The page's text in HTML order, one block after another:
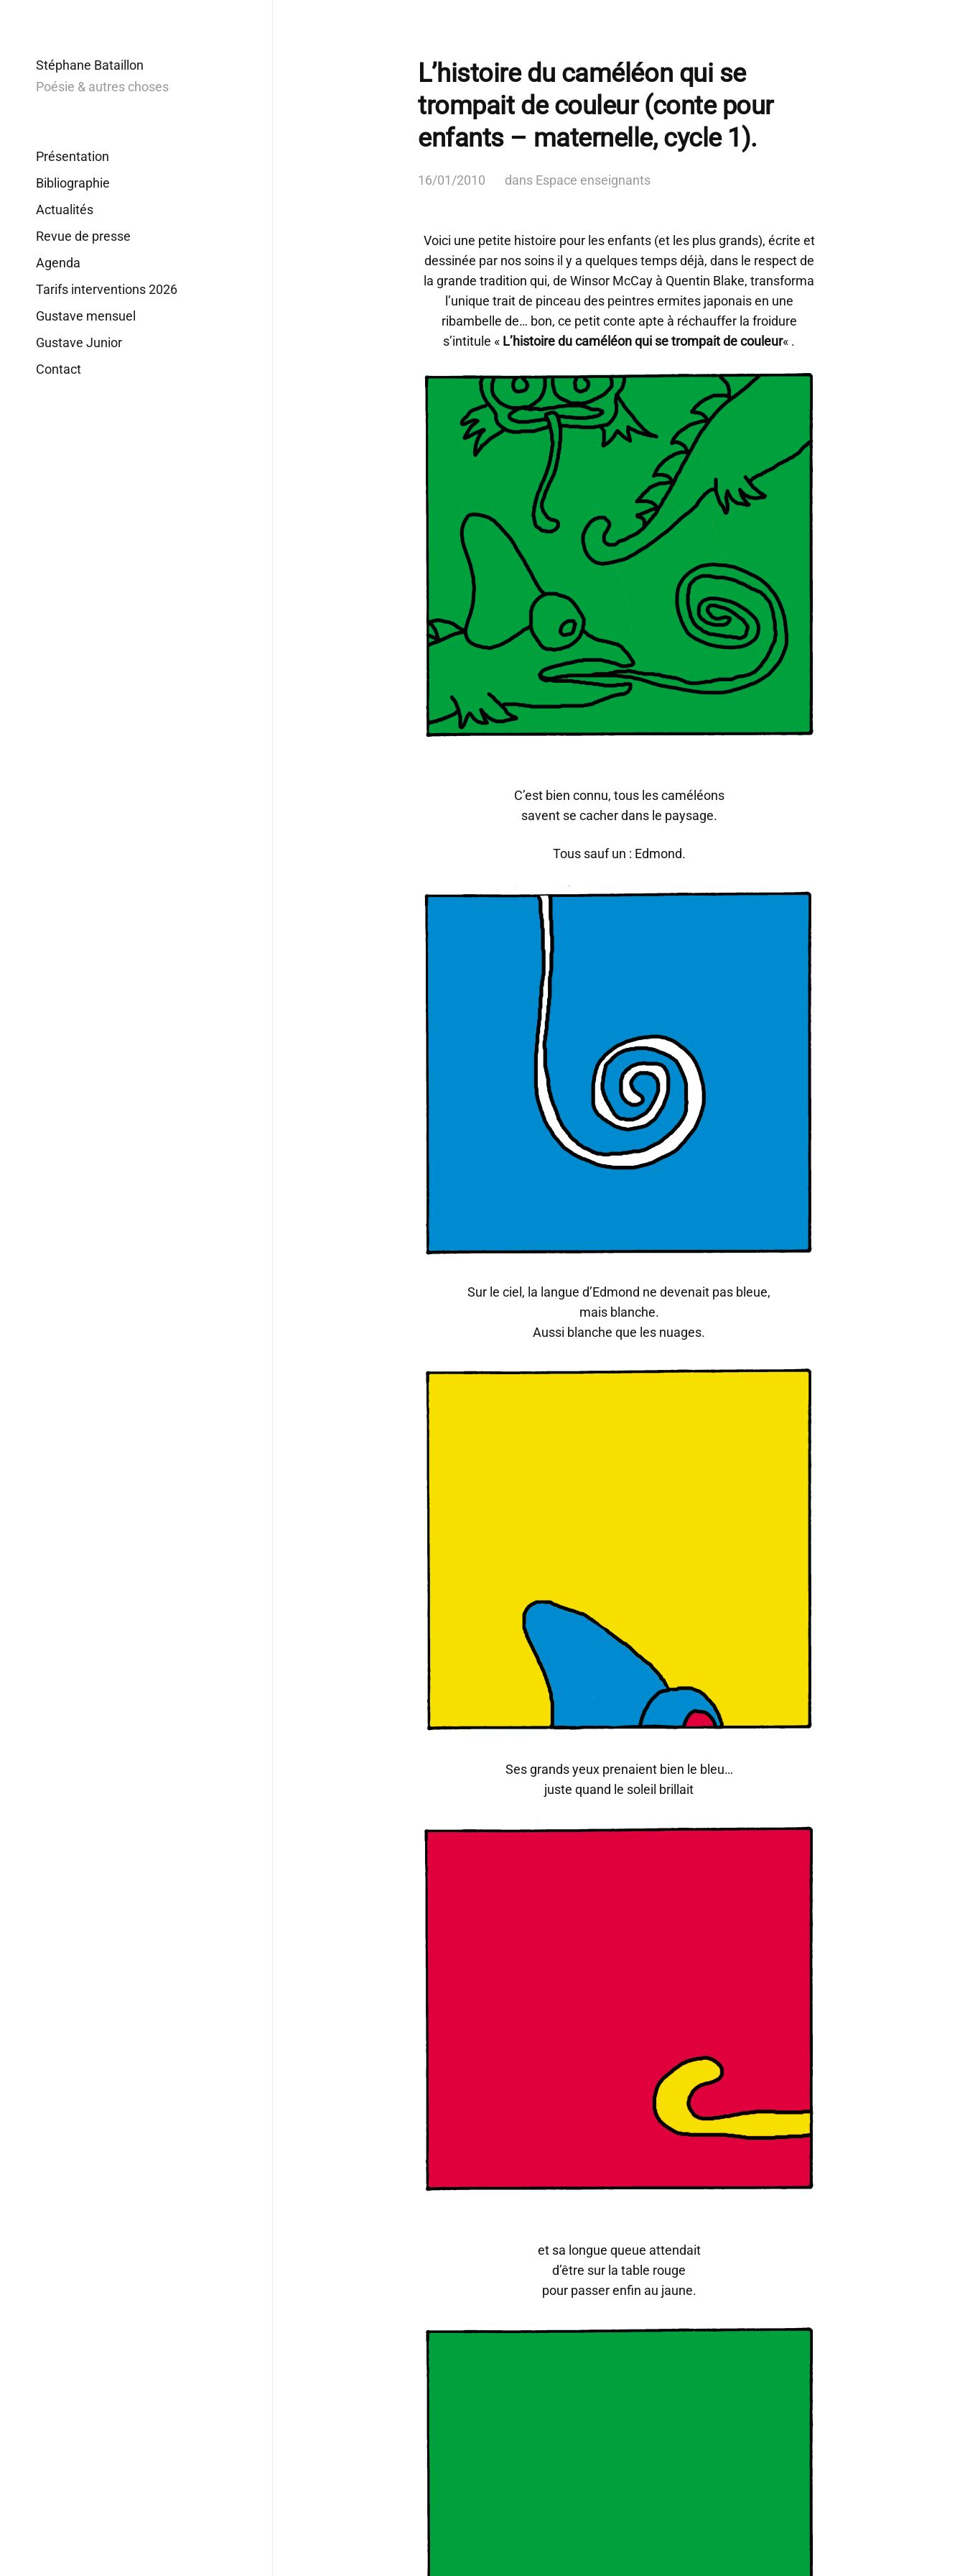
Stéphane Bataillon
Poésie & autres choses
Présentation
Bibliographie
Actualités
Revue de presse
Agenda
Tarifs interventions 2026
Gustave mensuel
Gustave Junior
Contact
L’histoire du caméléon qui se
trompait de couleur (conte pour
enfants – maternelle, cycle 1).
16/01/2010 dans Espace enseignants
Voici une petite histoire pour les enfants (et les plus grands), écrite et
dessinée par nos soins il y a quelques temps déjà, dans le respect de
la grande tradition qui, de Winsor McCay à Quentin Blake, transforma
l’unique trait de pinceau des peintres ermites japonais en une
ribambelle de… bon, ce petit conte apte à réchauffer la froidure
s’intitule « L’histoire du caméléon qui se trompait de couleur« .
C’est bien connu, tous les caméléons
savent se cacher dans le paysage.
Tous sauf un : Edmond.
Sur le ciel, la langue d’Edmond ne devenait pas bleue,
mais blanche.
Aussi blanche que les nuages.
Ses grands yeux prenaient bien le bleu…
juste quand le soleil brillait
et sa longue queue attendait
d’être sur la table rouge
pour passer enfin au jaune.